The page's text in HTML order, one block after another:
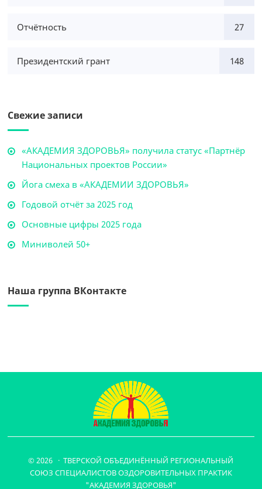
Отчётность 27
Президентский грант 148
Свежие записи
«АКАДЕМИЯ ЗДОРОВЬЯ» получила статус «Партнёр
Национальных проектов России»
Йога смеха в «АКАДЕМИИ ЗДОРОВЬЯ»
Годовой отчёт за 2025 год
Основные цифры 2025 года
Миниволей 50+
Наша группа ВКонтакте
© 2026 · ТВЕРСКОЙ ОБЪЕДИНЁННЫЙ РЕГИОНАЛЬНЫЙ
СОЮЗ СПЕЦИАЛИСТОВ ОЗДОРОВИТЕЛЬНЫХ ПРАКТИК
"АКАДЕМИЯ ЗДОРОВЬЯ"